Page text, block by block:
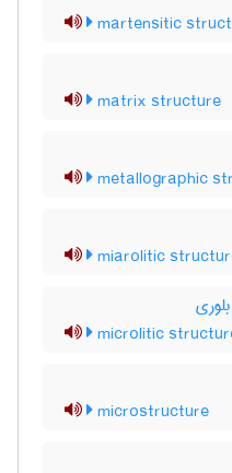
martensitic
matrix structure
metallographic
miarolitic
microlitic
microstructure